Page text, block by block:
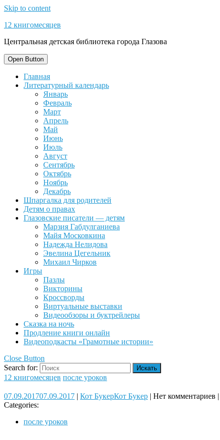
Skip to content
12 книгомесяцев
Центральная детская библиотека города Глазова
Open Button
Главная
Литературный календарь
Январь
Февраль
Март
Апрель
Май
Июнь
Июль
Август
Сентябрь
Октябрь
Ноябрь
Декабрь
Шпаргалка для родителей
Детям о правах
Глазовские писатели — детям
Марзия Габдулганиева
Майя Московкина
Надежда Нелидова
Эвелина Цегельник
Михаил Чирков
Игры
Пазлы
Викторины
Кроссворды
Виртуальные выставки
Видеообзоры и буктрейлеры
Сказка на ночь
Продление книги онлайн
Видеоподкасты «Грамотные истории»
Close Button
Search for:
12 книгомесяцев после уроков
07.09.201707.09.2017 | Кот БукерКот Букер | Нет комментариев |
Categories:
после уроков